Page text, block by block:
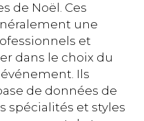
de Noël. Ces
une
et
dans le choix du
Ils
de données de
spécialités et styles